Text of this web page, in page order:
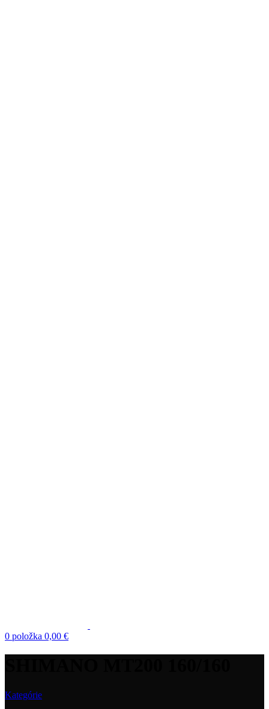
0 položka 0,00 €
Kategórie